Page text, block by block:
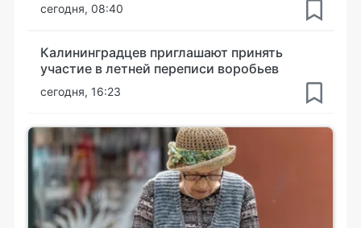
сегодня, 08:40
Калининградцев приглашают принять
участие в летней переписи воробьев
сегодня, 16:23